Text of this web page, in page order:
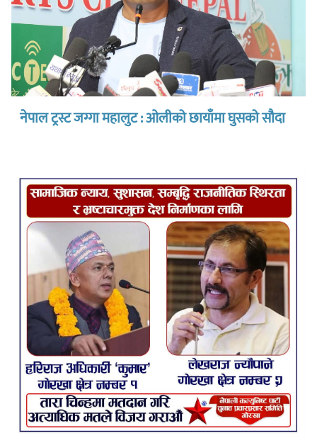
नेपाल ट्रस्ट जग्गा महालुट : ओलीको छायाँमा घुसको सौदा